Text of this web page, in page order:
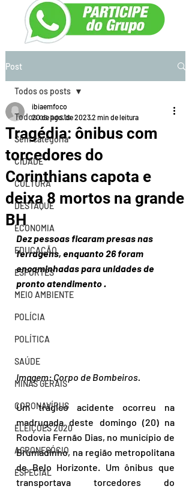
Post
Todos os posts
Sem categoria
CIDADE
CULTURA
DESTAQUE
ECONOMIA
EDUCAÇÃO
ESPORTES
MEIO AMBIENTE
POLÍCIA
POLÍTICA
SAÚDE
MINAS GERAIS
CORONAVÍRUS
ELEIÇÕES 2020
AGRONEGÓCIO
ESPECIAL
Todos os posts
Tragédia: ônibus com
torcedores do
Corinthians capota e
deixa 8 mortos na grande
BH
ibiaemfoco
20 de ago. de 20232 min de leitura
Dez pessoas ficaram presas nas
ferragens, enquanto 26 foram
encaminhadas para unidades de
pronto atendimento .
Imagem: Corpo de Bombeiros.
Um trágico acidente ocorreu na
madrugada deste domingo (20) na
Rodovia Fernão Dias, no município de
Brumadinho, na região metropolitana
de Belo Horizonte. Um ônibus que
transportava torcedores do